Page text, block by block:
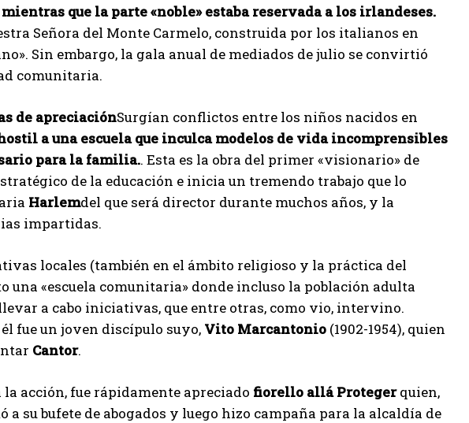
que la parte «noble» estaba reservada a los irlandeses.
Señora del Monte Carmelo, construida por los italianos en
Sin embargo, la gala anual de mediados de julio se convirtió
comunitaria.
de apreciaciónSurgían conflictos entre los niños nacidos en
a una escuela que inculca modelos de vida incomprensibles
para la familia.. Esta es la obra del primer «visionario» de
de la educación e inicia un tremendo trabajo que lo
Harlemdel que será director durante muchos años, y la
impartidas.
locales (también en el ámbito religioso y la práctica del
una «escuela comunitaria» donde incluso la población adulta
a cabo iniciativas, que entre otras, como vio, intervino.
fue un joven discípulo suyo, Vito Marcantonio (1902-1954), quien
Cantor.
acción, fue rápidamente apreciado fiorello allá Protegerquien,
su bufete de abogados y luego hizo campaña para la alcaldía de